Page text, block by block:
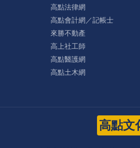
高點法律網
高點會計網／記帳士
來勝不動產
高上社工師
高點醫護網
高點土木網
高點文